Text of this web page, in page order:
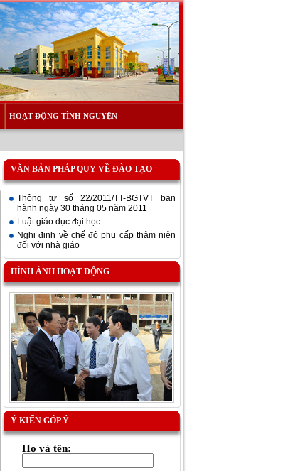
HOẠT ĐỘNG TÌNH NGUYỆN
VĂN BẢN PHÁP QUY VỀ ĐÀO TẠO
Thông tư số 22/2011/TT-BGTVT ban
hành ngày 30 tháng 05 năm 2011
Luật giáo dục đại học
Nghị định về chế độ phụ cấp thâm niên
đối với nhà giáo
HÌNH ẢNH HOẠT ĐỘNG
Ý KIẾN GÓP Ý
Họ và tên: